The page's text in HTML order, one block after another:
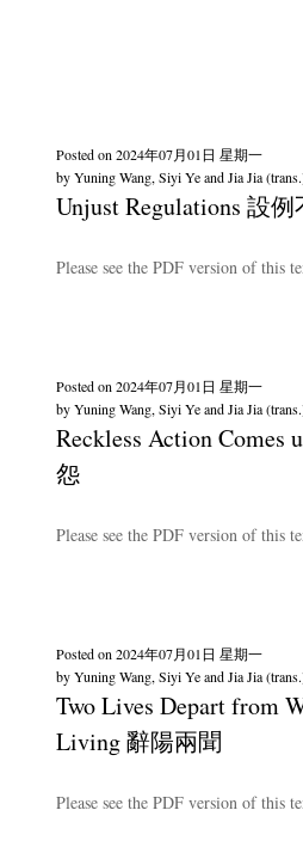
Unjust Regulations 設例
Posted on2024年07月01日 星期一
byYuning Wang, Siyi Ye and Jia Jia
Please see the PDF version of this
Reckless Action Comes
怨
Posted on2024年07月01日 星期一
byYuning Wang, Siyi Ye and Jia Jia
Please see the PDF version of this
Two Lives Depart from
Living 辭陽兩聞
Posted on2024年07月01日 星期一
byYuning Wang, Siyi Ye and Jia Jia
Please see the PDF version of this